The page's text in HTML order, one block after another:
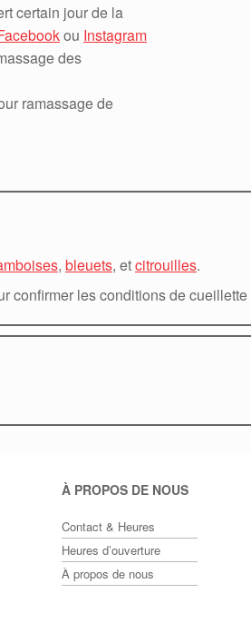
certain jour de la
ou Instagram
des
ramassage de
, bleuets, etcitrouilles.
confirmer les conditions de cueillette
À PROPOS DE NOUS
Contact & Heures
Heures d’ouverture
À propos de nous